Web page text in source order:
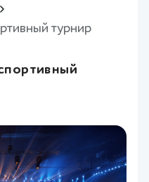
турнир